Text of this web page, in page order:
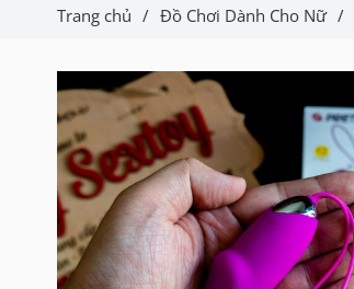
Trang chủ / Đồ Chơi Dành Cho Nữ /